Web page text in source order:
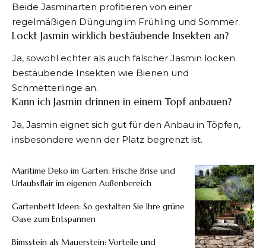
Beide Jasminarten profitieren von einer
regelmäßigen Düngung im Frühling und Sommer.
Lockt Jasmin wirklich bestäubende Insekten an?
Ja, sowohl echter als auch falscher Jasmin locken
bestäubende Insekten wie Bienen und
Schmetterlinge an.
Kann ich Jasmin drinnen in einem Topf anbauen?
Ja, Jasmin eignet sich gut für den Anbau in Töpfen,
insbesondere wenn der Platz begrenzt ist.
Maritime Deko im Garten: Frische Brise und
Urlaubsflair im eigenen Außenbereich
Gartenbett Ideen: So gestalten Sie Ihre grüne
Oase zum Entspannen
Bimsstein als Mauerstein: Vorteile und